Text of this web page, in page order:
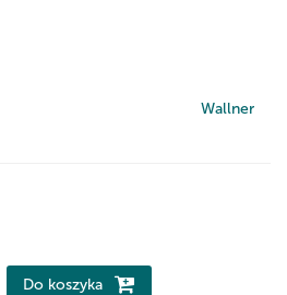
Wallner
Do koszyka